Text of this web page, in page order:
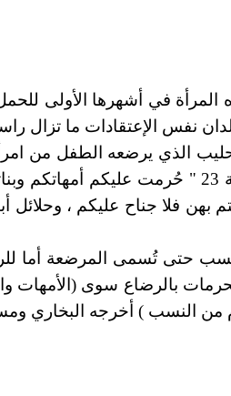
المرأة في أشهرها الأولى
نفس الإعتقادات ما تزال
الذي يرضعه الطفل من
هذه الإعتقادات حيث جاء بسورة
بهن فلا جناح عليكم ، وحلائل
حتى تُسمى المرضعة أما
بالرضاع سوى (الأمهات
النسب ) أخرجه البخاري